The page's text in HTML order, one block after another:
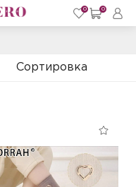
0 0
Сортировка